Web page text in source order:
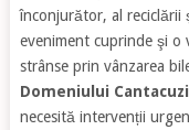
înconjurător, al reciclării
eveniment cuprinde şi
strânse prin vânzarea
Domeniului
necesită intervenții